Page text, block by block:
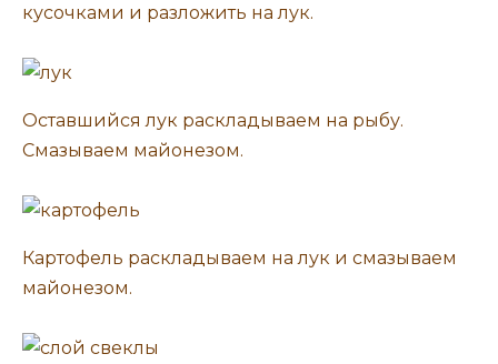
кусочками и разложить на лук.
Оставшийся лук раскладываем на рыбу.
Смазываем майонезом.
Картофель раскладываем на лук и смазываем
майонезом.